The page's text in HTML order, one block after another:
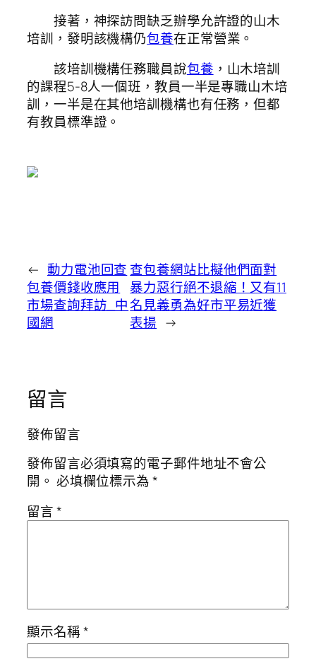
接著，神探訪問缺乏辦學允許證的山木
培訓，發明該機構仍包養在正常營業。
該培訓機構任務職員說包養 ，山木培訓
的課程5-8人一個班，教員一半是專職山木培
訓，一半是在其他培訓機構也有任務，但都
有教員標準證。
← 動力電池回查
包養價錢收應用
市場查詢拜訪_中
國網
查包養網站比擬他們面對
暴力惡行絕不退縮！又有11
名見義勇為好市平易近獲
表揚 →
留言
發佈留言
發佈留言必須填寫的電子郵件地址不會公
開。 必填欄位標示為*
留言*
顯示名稱*